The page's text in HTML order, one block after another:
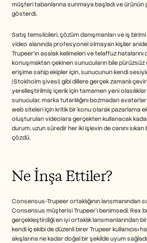
müşteri tabanlarına sunmaya başladı ve
gösterdi.
Satış temsilcileri, çözüm danışmanları ve iş
video alanında profesyonel olmayan kişiler
Trupeer'ın asalak kelimeleri ve telaffuz
konuşmaktan çekinen sunucuların bile pürüzsüz
erişime sahip ekipler için, sunucunun kendi
(Stokholm şivesi) gibi dillere gerçek zamanlı
yerelleştirilmiş içerik için tamamen yeni
sunucular, marka tutarlılığını bozmadan avatarlar
web siteleri için kritik bir konu olarak pazarlama
oluşturulan videolara gerçekten kullanacak
durum, uzun süredir her iki işlevin de canını
çözdü.
Ne İnşa Ettiler?
Consensus-Trupeer ortaklığının lansmanından
Consensus müşterisi Trupeer'ı benimsedi. Rex
gerçekleştirdiği en iyi ortaklık lansmanlarından
kendi iç ekibi de düzenli birer Trupeer kullanıcısı
akışlarına ne kadar doğal bir şekilde uyum